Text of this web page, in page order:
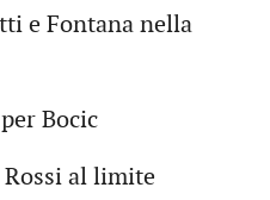
e Fontana nella
Bocic
Rossi al limite